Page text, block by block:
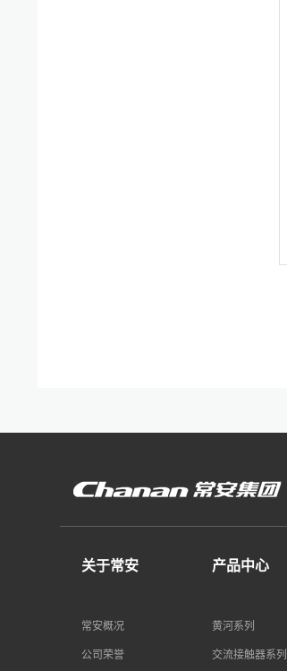
关于常安
常安概况
公司荣誉
产品中心
黄河系列
交流接触器系列